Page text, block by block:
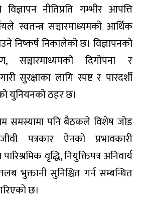
नीतिप्रति गम्भीर आपत्ति
स्वतन्त्र सञ्चारमाध्यमको आर्थिक
निष्कर्ष निकालेको छ। विज्ञापनको
सञ्चारमाध्यमको दिगोपना र
सुरक्षाका लागि स्पष्ट र पारदर्शी
युनियनको ठहर छ।
समस्यामा पनि बैठकले विशेष जोड
पत्रकार ऐनको प्रभावकारी
वृद्धि, नियुक्तिपत्र अनिवार्य
भुक्तानी सुनिश्चित गर्न सम्बन्धित
छ।